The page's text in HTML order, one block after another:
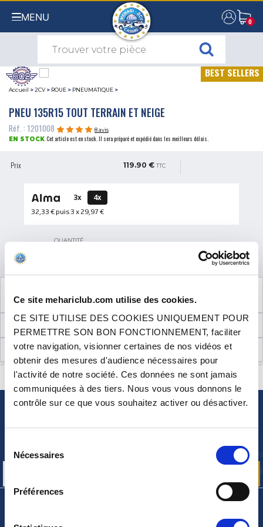
Ce site mehariclub.com utilise des cookies.
CE SITE UTILISE DES COOKIES UNIQUEMENT POUR
PERMETTRE SON BON FONCTIONNEMENT, faciliter
votre navigation, visionner certaines de nos vidéos et
obtenir des mesures d'audience nécessaires pour
l'activité de notre société. Ces données ne sont jamais
communiquées à des tiers. Nous vous vous donnons le
contrôle sur ce que vous souhaitez activer ou désactiver.
Nécessaires
Préférences
MENU 0
0
BEST SELLERS
Accueil >2CV > ROUE > PNEUMATIQUE >
PNEU 135R15 TOUT TERRAIN ET NEIGE
Réf. : 1201008
8 avis
EN STOCK Cet article est en stock. Il sera préparé et expédié dans les meilleurs délais.
Prix 119.90 € TTC
3x
4x
32,33 €puis 3 x 29,97 €
QUANTITÉ
NÉCESSAIRES AU MONTAGE
AVIS CLIENTS (8)
UNE QUESTION ? BESOIN D 'AIDE ? CONTACTEZ-NOUS